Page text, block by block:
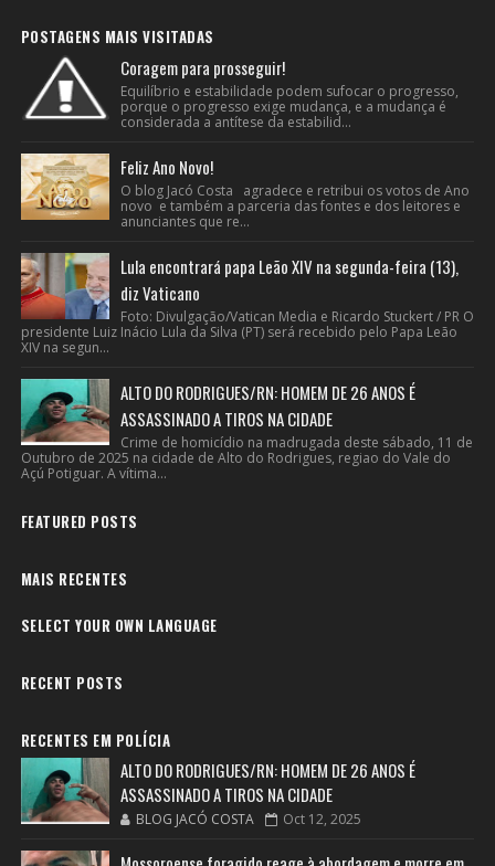
POSTAGENS MAIS VISITADAS
Coragem para prosseguir!
Equilíbrio e estabilidade podem sufocar o progresso,
porque o progresso exige mudança, e a mudança é
considerada a antítese da estabilid...
Feliz Ano Novo!
O blog Jacó Costa agradece e retribui os votos de Ano
novo e também a parceria das fontes e dos leitores e
anunciantes que re...
Lula encontrará papa Leão XIV na segunda-feira (13),
diz Vaticano
Foto: Divulgação/Vatican Media e Ricardo Stuckert / PR O
presidente Luiz Inácio Lula da Silva (PT) será recebido pelo Papa Leão
XIV na segun...
ALTO DO RODRIGUES/RN: HOMEM DE 26 ANOS É
ASSASSINADO A TIROS NA CIDADE
Crime de homicídio na madrugada deste sábado, 11 de
Outubro de 2025 na cidade de Alto do Rodrigues, regiao do Vale do
Açú Potiguar. A vítima...
FEATURED POSTS
MAIS RECENTES
SELECT YOUR OWN LANGUAGE
RECENT POSTS
RECENTES EM POLÍCIA
ALTO DO RODRIGUES/RN: HOMEM DE 26 ANOS É
ASSASSINADO A TIROS NA CIDADE
BLOG JACÓ COSTA Oct 12, 2025